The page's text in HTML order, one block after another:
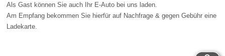
Als Gast können Sie auch Ihr E-Auto bei uns laden.
Am Empfang bekommen Sie hierfür auf Nachfrage & gegen Gebühr eine
Ladekarte.